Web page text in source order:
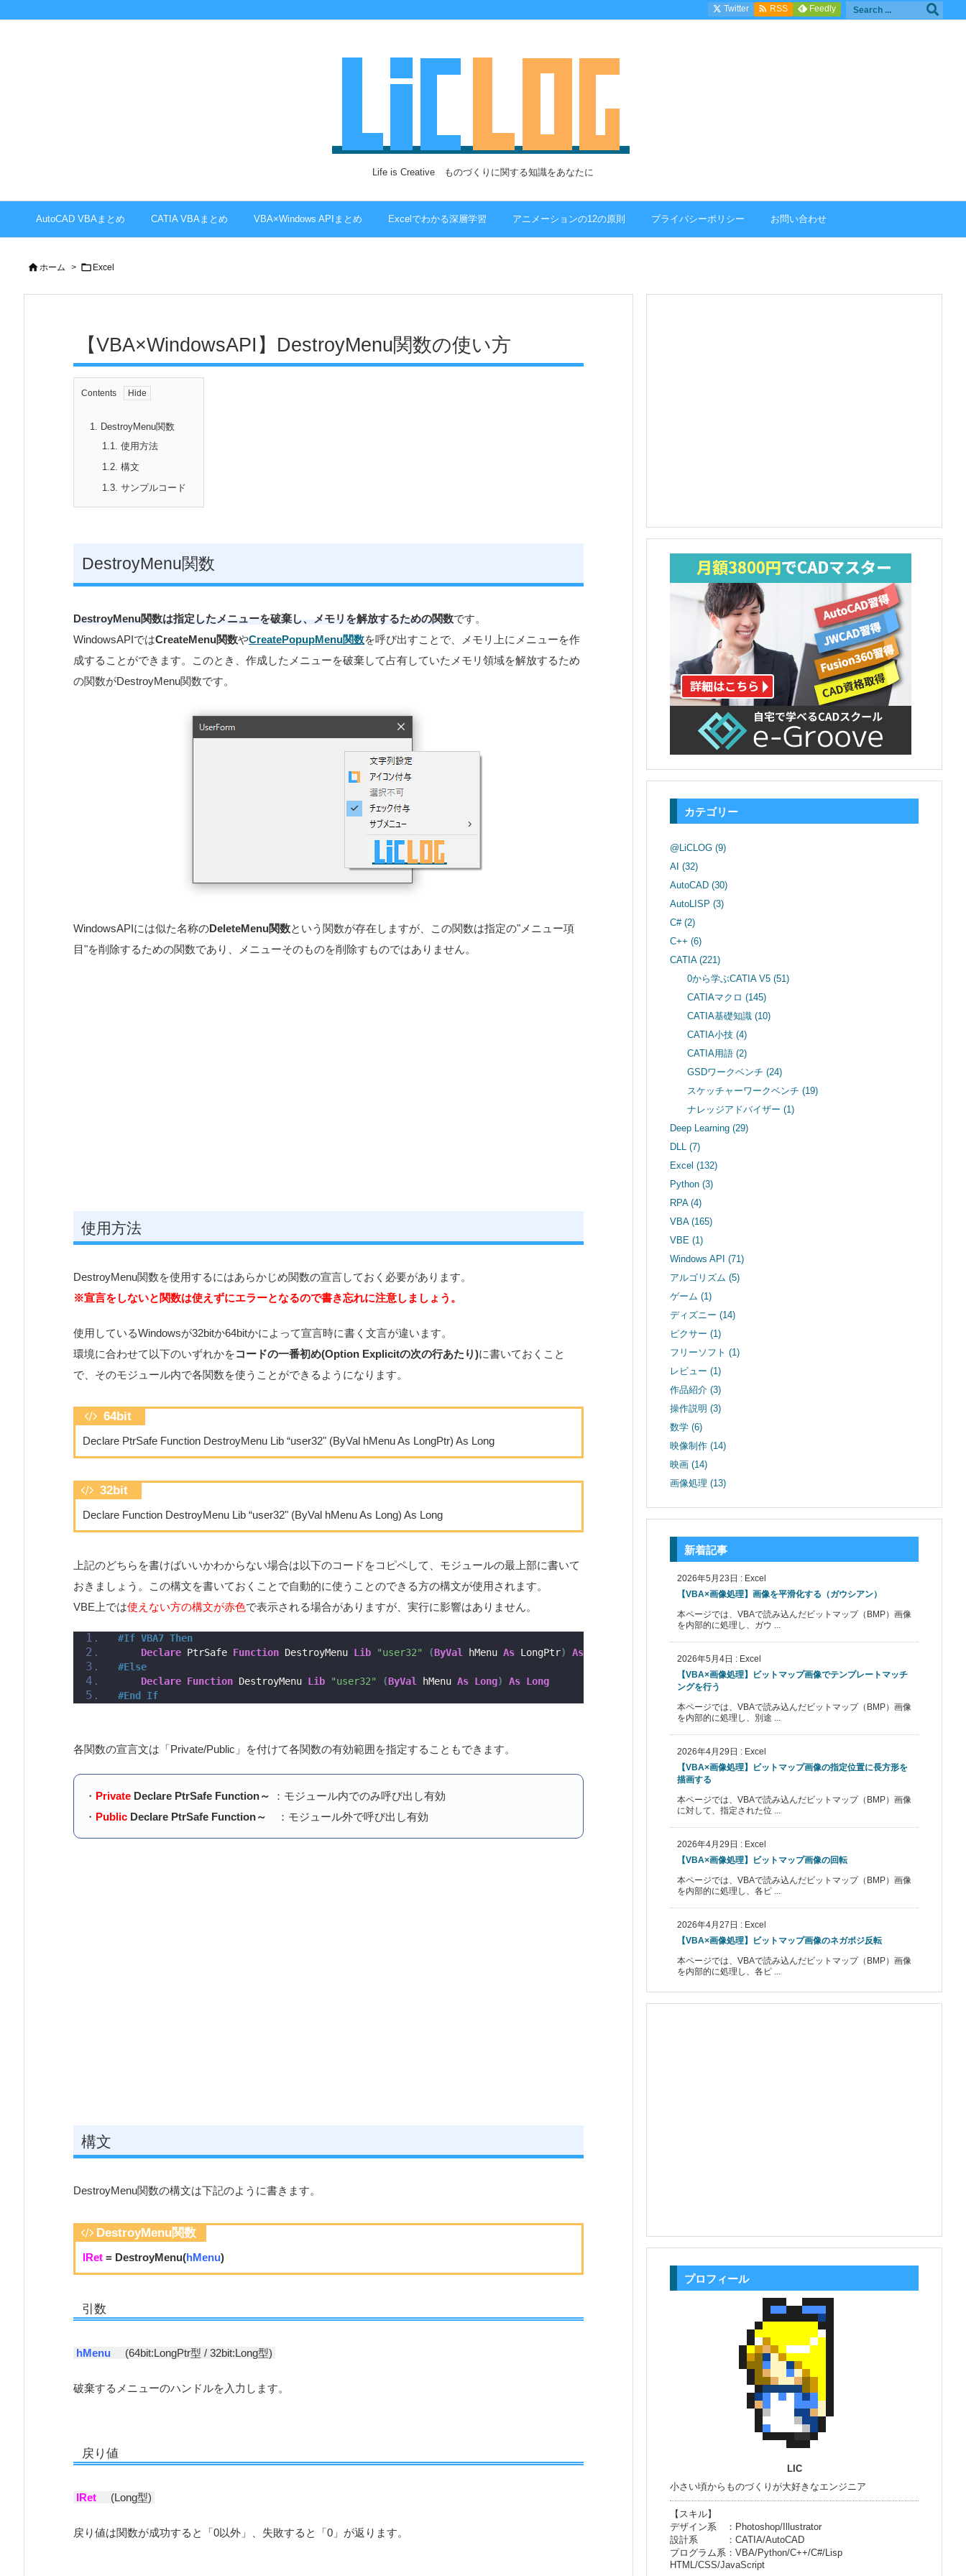
Life is Creative ものづくりに関する知識をあなたに
AutoCAD VBAまとめ CATIA VBAまとめ VBA×Windows APIまとめ Excelでわかる深層学習 アニメーションの12の原則 プライバシーポリシー お問い合わせ
Twitter  RSS Feedly
 ホーム >  Excel
【VBA×WindowsAPI】DestroyMenu関数の使い方
Contents
1. DestroyMenu関数
1.1. 使用方法
1.2. 構文
1.3. サンプルコード
DestroyMenu関数
DestroyMenu関数は指定したメニューを破棄し、メモリを解放するための関数です。
WindowsAPIではCreateMenu関数やCreatePopupMenu関数を呼び出すことで、メモリ上にメニューを作
成することができます。このとき、作成したメニューを破棄して占有していたメモリ領域を解放するため
の関数がDestroyMenu関数です。
WindowsAPIには似た名称のDeleteMenu関数という関数が存在しますが、この関数は指定の"メニュー項
目"を削除するための関数であり、メニューそのものを削除すものではありません。
使用方法
DestroyMenu関数を使用するにはあらかじめ関数の宣言しておく必要があります。
※宣言をしないと関数は使えずにエラーとなるので書き忘れに注意しましょう。
使用しているWindowsが32bitか64bitかによって宣言時に書く文言が違います。
環境に合わせて以下のいずれかをコードの一番初め(Option Explicitの次の行あたり)に書いておくこと
で、そのモジュール内で各関数を使うことができるようになります。
64bit
Declare PtrSafe Function DestroyMenu Lib “user32" (ByVal hMenu As LongPtr) As Long
32bit
Declare Function DestroyMenu Lib “user32" (ByVal hMenu As Long) As Long
上記のどちらを書けばいいかわからない場合は以下のコードをコピペして、モジュールの最上部に書いて
おきましょう。この構文を書いておくことで自動的に使うことのできる方の構文が使用されます。
VBE上では使えない方の構文が赤色で表示される場合がありますが、実行に影響はありません。
#If VBA7 Then
Declare PtrSafe Function DestroyMenu Lib "user32" (ByVal hMenu As LongPtr) As
#Else
Declare Function DestroyMenu Lib "user32" (ByVal hMenu As Long) As Long
#End If
各関数の宣言文は「Private/Public」を付けて各関数の有効範囲を指定することもできます。
・ Private Declare PtrSafe Function～
：モジュール内でのみ呼び出し有効
・ Public Declare PtrSafe Function～ ：モジュール外で呼び出し有効
構文
DestroyMenu関数の構文は下記のように書きます。
DestroyMenu関数
lRet = DestroyMenu(hMenu)
引数
hMenu (64bit:LongPtr型 / 32bit:Long型)
破棄するメニューのハンドルを入力します。
戻り値
lRet (Long型)
戻り値は関数が成功すると「0以外」、失敗すると「0」が返ります。
カテゴリー
@LiCLOG (9)
AI (32)
AutoCAD (30)
AutoLISP (3)
C# (2)
C++ (6)
CATIA (221)
0から学ぶCATIA V5(51)
CATIAマクロ(145)
CATIA基礎知識(10)
CATIA小技(4)
CATIA用語(2)
GSDワークベンチ(24)
スケッチャーワークベンチ(19)
ナレッジアドバイザー(1)
Deep Learning (29)
DLL (7)
Excel (132)
Python (3)
RPA (4)
VBA (165)
VBE (1)
Windows API (71)
アルゴリズム (5)
ゲーム (1)
ディズニー (14)
ピクサー (1)
フリーソフト (1)
レビュー (1)
作品紹介 (3)
操作説明 (3)
数学 (6)
映像制作 (14)
映画 (14)
画像処理 (13)
新着記事
2026年5月23日 : Excel
【VBA×画像処理】画像を平滑化する（ガウシアン）
本ページでは、VBAで読み込んだビットマップ（BMP）画像
を内部的に処理し、ガウ ...
2026年5月4日 : Excel
【VBA×画像処理】ビットマップ画像でテンプレートマッチ
ングを行う
本ページでは、VBAで読み込んだビットマップ（BMP）画像
を内部的に処理し、別途 ...
2026年4月29日 : Excel
【VBA×画像処理】ビットマップ画像の指定位置に長方形を
描画する
本ページでは、VBAで読み込んだビットマップ（BMP）画像
に対して、指定された位 ...
2026年4月29日 : Excel
【VBA×画像処理】ビットマップ画像の回転
本ページでは、VBAで読み込んだビットマップ（BMP）画像
を内部的に処理し、各ピ ...
2026年4月27日 : Excel
【VBA×画像処理】ビットマップ画像のネガポジ反転
本ページでは、VBAで読み込んだビットマップ（BMP）画像
を内部的に処理し、各ピ ...
プロフィール
LIC
小さい頃からものづくりが大好きなエンジニア
【スキル】
デザイン系 ：Photoshop/Illustrator
設計系 ：CATIA/AutoCAD
プログラム系：VBA/Python/C++/C#/Lisp
HTML/CSS/JavaScript